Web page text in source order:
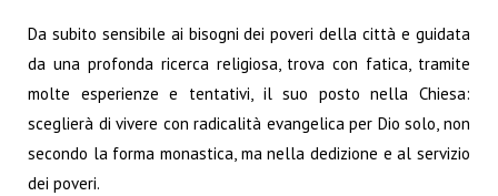
Da subito sensibile ai bisogni dei poveri della città e guidata
da una profonda ricerca religiosa, trova con fatica, tramite
molte esperienze e tentativi, il suo posto nella Chiesa:
sceglierà di vivere con radicalità evangelica per Dio solo, non
secondo la forma monastica, ma nella dedizione e al servizio
dei poveri.